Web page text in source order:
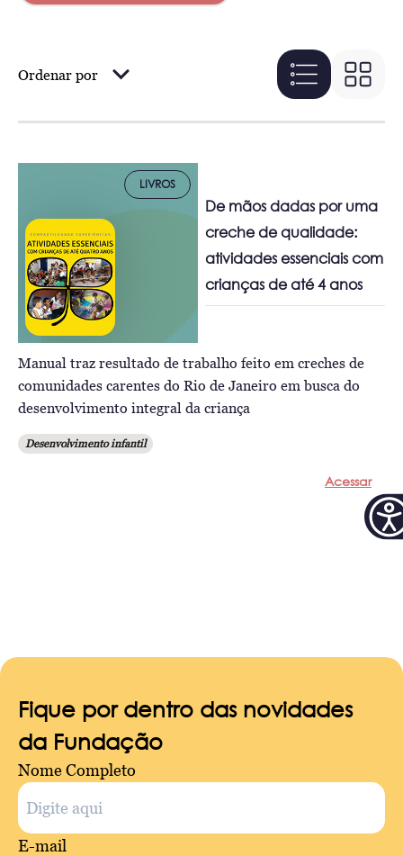
Ordenar por
LIVROS
De mãos dadas por uma
creche de qualidade:
atividades essenciais com
crianças de até 4 anos
Manual traz resultado de trabalho feito em creches de
comunidades carentes do Rio de Janeiro em busca do
desenvolvimento integral da criança
Desenvolvimento infantil
Acessar
Fique por dentro das novidades
da Fundação
Nome Completo
E-mail